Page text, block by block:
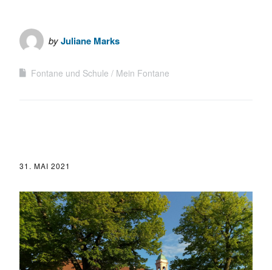
byJuliane Marks
Fontane und Schule Mein Fontane
31. MAI 2021